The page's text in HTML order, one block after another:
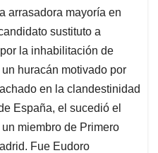
arrasadora mayoría en
sustituto a
la inhabilitación de
huracán motivado por
en la clandestinidad
España, el sucedió el
miembro de Primero
Fue Eudoro